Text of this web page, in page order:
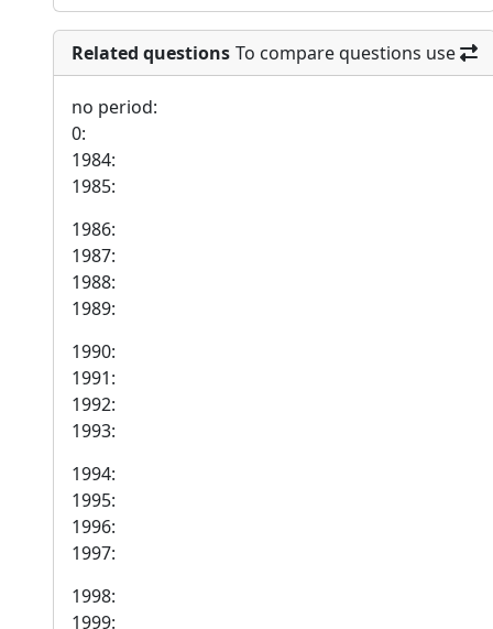
Related questions To compare questions use
no period:
0:
1984:
1985:
1986:
1987:
1988:
1989:
1990:
1991:
1992:
1993:
1994:
1995:
1996:
1997:
1998:
1999: